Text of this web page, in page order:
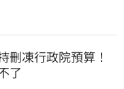
刪凍行政院預算！
了